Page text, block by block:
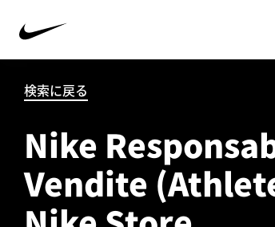
検索に戻る
Nike
Vendite